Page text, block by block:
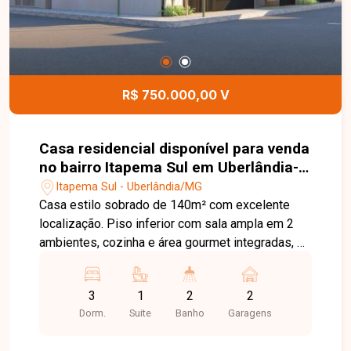
Jardim Karaíba Av. Dr. Laerte Vieira Gonçalves,
607 ? Santa Mônica
R$ 750.000,00 V
Casa residencial disponível para venda
no bairro Itapema Sul em Uberlândia-
MGItapema Sul - Uberlândia/MG
Casa estilo sobrado de 140m² com excelente
localização. Piso inferior com sala ampla em 2
ambientes, cozinha e área gourmet integradas, 2
sendo uma suíte Agende agora mesmo uma
visita e venha conhecer pessoalmente todos os
detalhes deste incrível imóvel. Estamos à
3
Dorm.
1
Suite
2
Banho
2
Garagens